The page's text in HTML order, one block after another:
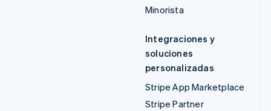
Minorista
Integraciones y
soluciones
personalizadas
Stripe App Marketplace
Stripe Partner